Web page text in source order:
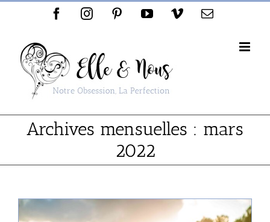
FacebookInstagramPinterestYouTubeVimeoEmail
Archives mensuelles : mars
2022